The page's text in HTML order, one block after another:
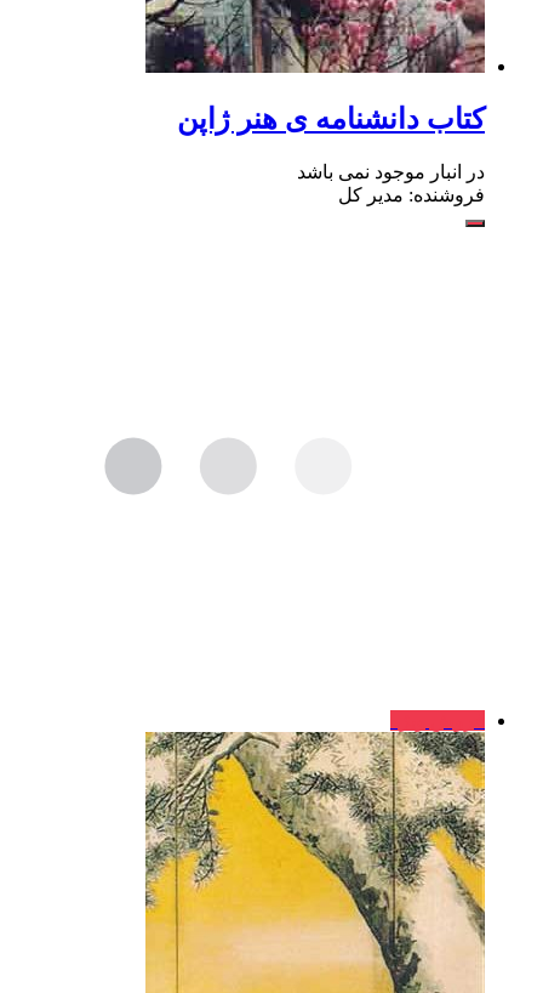
کتاب دانشنامه ی هنر ژاپن
در انبار موجود نمی باشد
فروشنده: مدیر کل